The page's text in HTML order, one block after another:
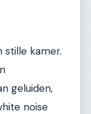
stille kamer.
geluiden,
noise